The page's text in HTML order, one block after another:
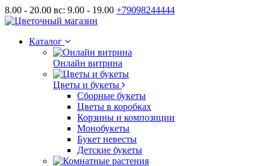
8.00 - 20.00 вс: 9.00 - 19.00 +79098244444
Каталог
Онлайн витрина
Цветы и букеты
Сборные букеты
Цветы в коробках
Корзины и композиции
Монобукеты
Букет невесты
Детские букеты